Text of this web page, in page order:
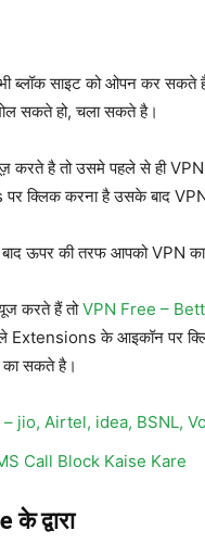
भी ब्लॉक साइट को ओपन कर
सकते हो, चला सकते है।
करते है तो उसमे पहले से ही
क्लिक करना है उसके बाद
ऊपर की तरफ आपको VPN
करते हैं तोVPN Free –
Extensions के आइकॉन पर
का सकते है।
jio, Airtel, idea, BSNL,
Call Block Kaise Kare
द्वारा